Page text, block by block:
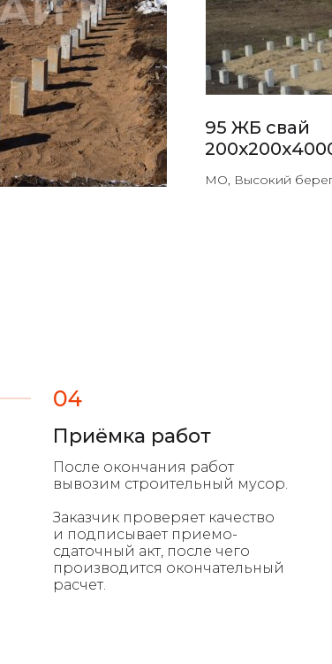
95 ЖБ свай
МО, Высокий
04
Приёмка работ
После окончания работ
вывозим строительный мусор.
Заказчик проверяет качество
и подписывает приемо-
сдаточный акт, после чего
производится окончательный
расчет.